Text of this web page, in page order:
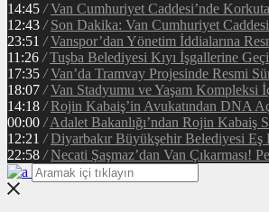
14:45 / Van Cumhuriyet Caddesi’nde
12:43 / Son Dakika: Van Cumhuriyet
23:51 / Vanspor’dan Yönetim İddialarına
11:26 / Tuşba Belediyesi Kıyı İşgallerine
17:35 / Van’da Tramvay Projesinde Resmi
18:07 / Van Stadyumu ve Yaşam Kompleksi
14:18 / Rojin Kabaiş’in Avukatından DNA
00:00 / Adalet Bakanlığı’ndan Rojin Kabaiş
12:21 / Diyarbakır Büyükşehir Belediyesi Eş
22:58 / Necati Şaşmaz’dan Van Çıkarması!